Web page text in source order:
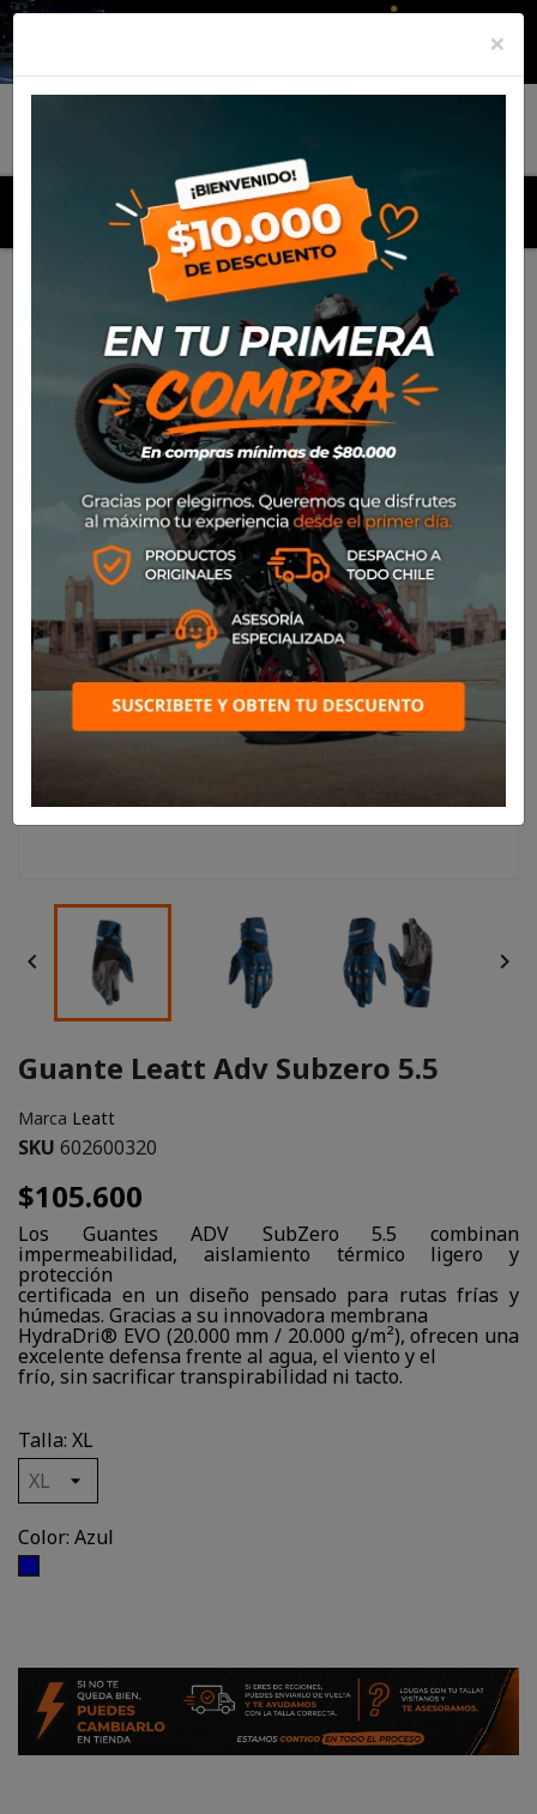
MENU
Productos Equipamiento Para el piloto
Guante Leatt Adv Subzero 5.5
 
Guante Leatt Adv Subzero 5.5
Marca Leatt
SKU 602600320
$105.600
Los Guantes ADV SubZero 5.5 combinan
impermeabilidad, aislamiento térmico ligero y
protección
certificada en un diseño pensado para rutas frías y
húmedas. Gracias a su innovadora membrana
HydraDri® EVO (20.000 mm / 20.000 g/m²), ofrecen una
excelente defensa frente al agua, el viento y el
frío, sin sacrificar transpirabilidad ni tacto.
Talla: XL
Color: Azul
×